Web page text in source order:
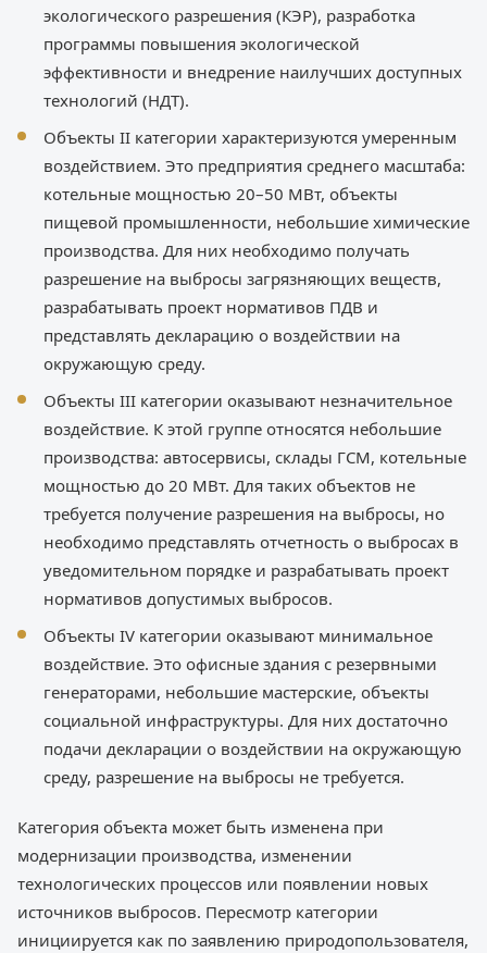
экологического разрешения (КЭР), разработка
программы повышения экологической
эффективности и внедрение наилучших доступных
технологий (НДТ).
Объекты II категории характеризуются умеренным
воздействием. Это предприятия среднего масштаба:
котельные мощностью 20–50 МВт, объекты
пищевой промышленности, небольшие химические
производства. Для них необходимо получать
разрешение на выбросы загрязняющих веществ,
разрабатывать проект нормативов ПДВ и
представлять декларацию о воздействии на
окружающую среду.
Объекты III категории оказывают незначительное
воздействие. К этой группе относятся небольшие
производства: автосервисы, склады ГСМ, котельные
мощностью до 20 МВт. Для таких объектов не
требуется получение разрешения на выбросы, но
необходимо представлять отчетность о выбросах в
уведомительном порядке и разрабатывать проект
нормативов допустимых выбросов.
Объекты IV категории оказывают минимальное
воздействие. Это офисные здания с резервными
генераторами, небольшие мастерские, объекты
социальной инфраструктуры. Для них достаточно
подачи декларации о воздействии на окружающую
среду, разрешение на выбросы не требуется.
Категория объекта может быть изменена при
модернизации производства, изменении
технологических процессов или появлении новых
источников выбросов. Пересмотр категории
инициируется как по заявлению природопользователя,